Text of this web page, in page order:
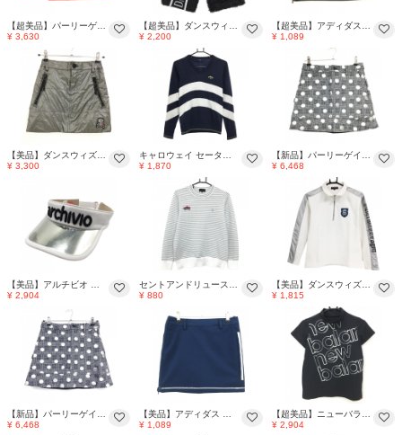
【超美品】パーリーゲイツ スカート サーモンピンク×シルバー ビッグロゴ レディース 1(M) ゴルフウェア 2024年モデル PEARLY GATES
¥ 3,630
【超美品】ダンスウィズドラゴン リバーシブルネックウォーマー 黒×シルバー ニット ボア 99(F) ゴルフウェア Dance With Dragon
¥ 2,200
【超美品】アディダス リバーシブルスカート 黒×シルバー サイドジップ 3ライン レディース ゴルフウェア adidas
¥ 1,089
【美品】ダンスウィズドラゴン 中綿スカート シルバー 地模様総柄 スカル レディース 1(S) ゴルフウェア Dance With Dragon
¥ 3,300
キャロウェイ セーター ネイビー×シルバー系 ボーダー風 ラメ ウール混 裏地付き ニット レディース M ゴルフウェア Callaway
¥ 1,870
【新品】パーリーゲイツ スカート 黒×白×シルバー ドット柄 チェック 裏微起毛 レディース 0(S) ゴルフウェア PEARLY GATES
¥ 6,468
【美品】アルチビオ サンバイザー 白×シルバー ロゴ刺しゅう ゴルフウェア archivio
¥ 2,904
セントアンドリュース セーター 白×シルバー ボーダー 胸ロゴ刺しゅう ニット レディース M ゴルフウェア St ANDREWS
¥ 880
【美品】ダンスウィズドラゴン 長袖ハイネックシャツ 白×シルバー 袖ロゴライン レディース 2(M) ゴルフウェア Dance With Dragon
¥ 1,815
【新品】パーリーゲイツ スカート 黒×白×シルバー ドット柄 チェック 裏微起毛 レディース 0(S) ゴルフウェア PEARLY GATES
¥ 6,468
【美品】アディダス リバーシブルスカート ネイビー×シルバー サイド3ライン レディース M ゴルフウェア adidas
¥ 1,089
【超美品】ニューバランスゴルフ 半袖ハイネックシャツ 黒×白×シルバー レディース 0(S) ゴルフウェア New Balance
¥ 2,904